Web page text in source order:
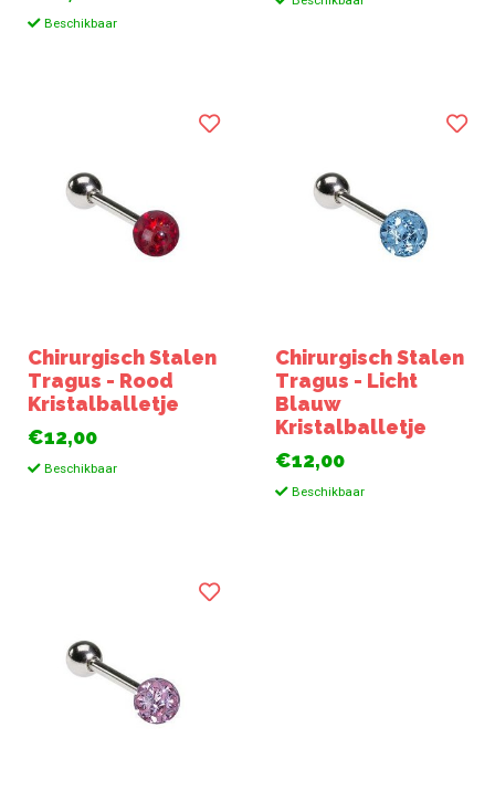
Beschikbaar
Chirurgisch Stalen
Tragus - Rood
Kristalballetje
€12,00
Beschikbaar
Chirurgisch Stalen
Tragus - Licht
Blauw
Kristalballetje
€12,00
Beschikbaar